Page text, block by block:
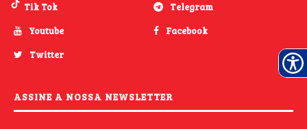
Tik Tok
Telegram
Youtube
Facebook
Twitter
ASSINE A NOSSA NEWSLETTER